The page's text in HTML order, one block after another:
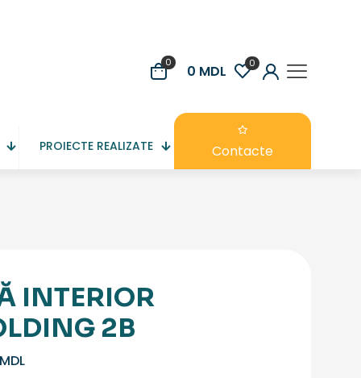
0 0 MDL 0
PROIECTE REALIZATE Contacte
INTERIOR
2B
MDL